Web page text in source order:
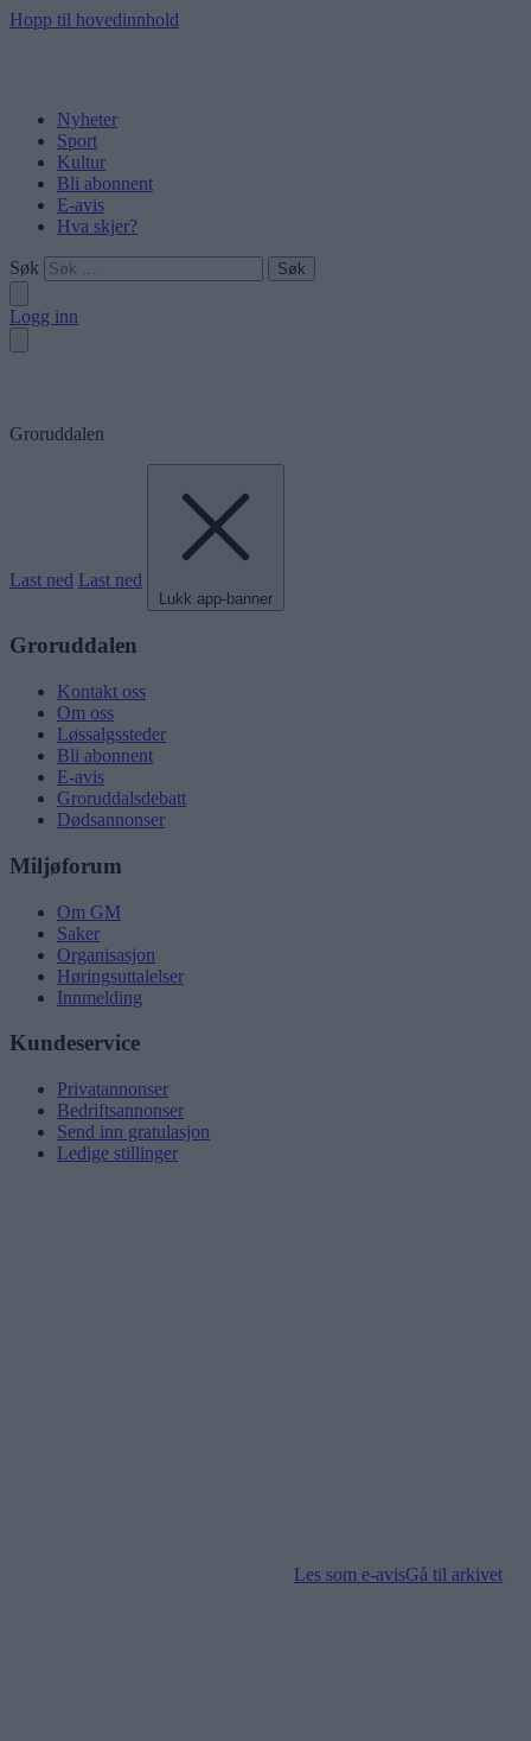
Hopp til hovedinnhold
Nyheter
Sport
Kultur
Bli abonnent
E-avis
Hva skjer?
Søk
Logg inn
Groruddalen
Last ned Last ned
Lukk app-banner
Groruddalen
Kontakt oss
Om oss
Løssalgssteder
Bli abonnent
E-avis
Groruddalsdebatt
Dødsannonser
Miljøforum
Om GM
Saker
Organisasjon
Høringsuttalelser
Innmelding
Kundeservice
Privatannonser
Bedriftsannonser
Send inn gratulasjon
Ledige stillinger
Les som e-avisGå til arkivet